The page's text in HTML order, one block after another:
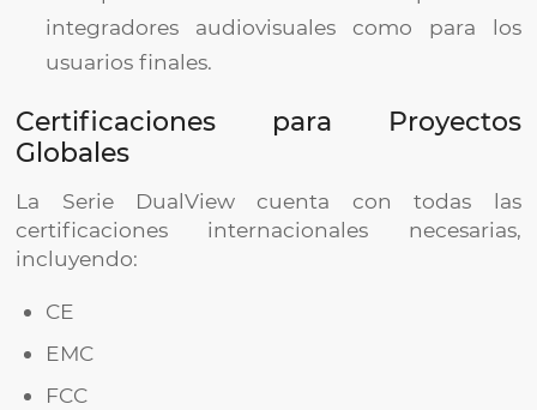
integradores audiovisuales como para los
usuarios finales.
Certificaciones para Proyectos
Globales
La Serie DualView cuenta con todas las
certificaciones internacionales necesarias,
incluyendo:
CE
EMC
FCC